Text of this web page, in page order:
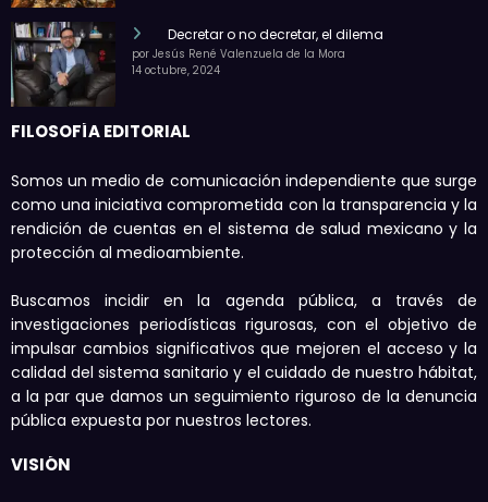
Decretar o no decretar, el dilema
por Jesús René Valenzuela de la Mora
14 octubre, 2024
FILOSOFÍA EDITORIAL
Somos un medio de comunicación independiente que surge
como una iniciativa comprometida con la transparencia y la
rendición de cuentas en el sistema de salud mexicano y la
protección al medioambiente.
Buscamos incidir en la agenda pública, a través de
investigaciones periodísticas rigurosas, con el objetivo de
impulsar cambios significativos que mejoren el acceso y la
calidad del sistema sanitario y el cuidado de nuestro hábitat,
a la par que damos un seguimiento riguroso de la denuncia
pública expuesta por nuestros lectores.
VISIÓN